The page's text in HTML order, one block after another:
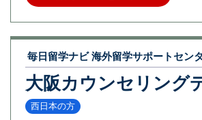
毎日留学ナビ 海外留学サポートセン
大阪カウンセリング
西日本の方